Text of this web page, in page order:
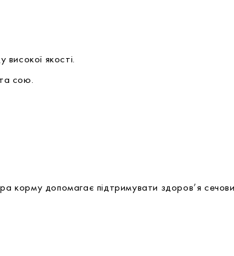
високої якості.
сою.
корму допомагає підтримувати здоров’я